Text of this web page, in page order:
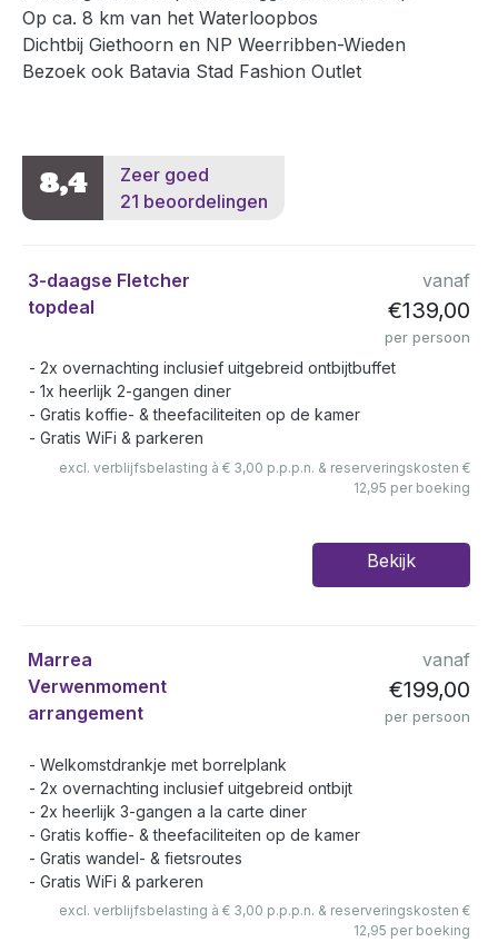
Op ca. 8 km van het Waterloopbos
Dichtbij Giethoorn en NP Weerribben-Wieden
Bezoek ook Batavia Stad Fashion Outlet
8,4
Zeer goed
21 beoordelingen
3-daagse Fletcher
topdeal
vanaf
€139,00
per persoon
2x overnachting inclusief uitgebreid ontbijtbuffet
1x heerlijk 2-gangen diner
Gratis koffie- & theefaciliteiten op de kamer
Gratis WiFi & parkeren
excl. verblijfsbelasting à € 3,00 p.p.p.n. & reserveringskosten €
12,95 per boeking
Bekijk
Marrea
Verwenmoment
arrangement
vanaf
€199,00
per persoon
Welkomstdrankje met borrelplank
2x overnachting inclusief uitgebreid ontbijt
2x heerlijk 3-gangen a la carte diner
Gratis koffie- & theefaciliteiten op de kamer
Gratis wandel- & fietsroutes
Gratis WiFi & parkeren
excl. verblijfsbelasting à € 3,00 p.p.p.n. & reserveringskosten €
12,95 per boeking